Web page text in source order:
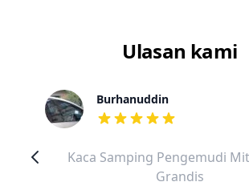
Ulasan kami
Burhanuddin
dari ulasan adalah
Kaca Samping Pengemudi
Grandis